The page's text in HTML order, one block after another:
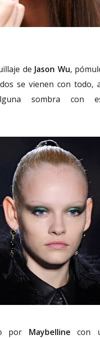
de Jason Wu,
se vienen con todo,
sombra con
por Maybelline con